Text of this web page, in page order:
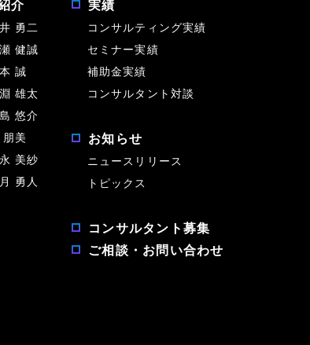
介
勇二
健誠
誠
雄太
悠介
美
美紗
勇人
実績
コンサルティング実績
セミナー実績
補助金実績
コンサルタント対談
お知らせ
ニュースリリース
トピックス
コンサルタント募集
ご相談・お問い合わせ